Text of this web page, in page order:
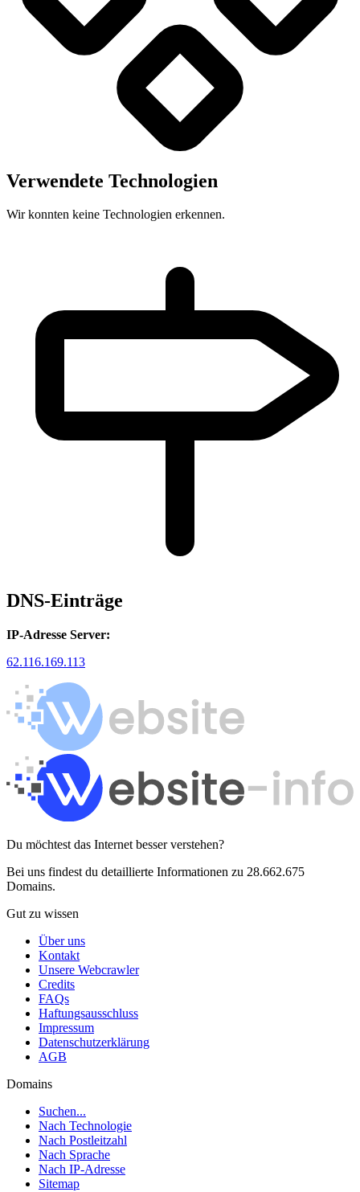
Verwendete Technologien
Wir konnten keine Technologien erkennen.
DNS-Einträge
IP-Adresse Server:
62.116.169.113
Du möchtest das Internet besser verstehen?
Bei uns findest du detaillierte Informationen zu 28.662.675
Domains.
Gut zu wissen
Über uns
Kontakt
Unsere Webcrawler
Credits
FAQs
Haftungsausschluss
Impressum
Datenschutzerklärung
AGB
Domains
Suchen...
Nach Technologie
Nach Postleitzahl
Nach Sprache
Nach IP-Adresse
Sitemap